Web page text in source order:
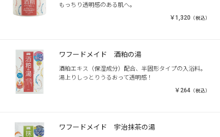
もっちり透明感のある肌へ。
￥1,320 （税込）
ワフードメイド 酒粕の湯
酒粕エキス（保湿成分）配合、半固形タイプの入浴料。
湯上りしっとりうるおって透明感！
￥264 （税込）
ワフードメイド 宇治抹茶の湯